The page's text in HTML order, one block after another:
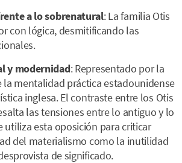
a lo sobrenatural: La familia Otis
con lógica, desmitificando las
y modernidad: Representado por la
la mentalidad práctica estadounidense
inglesa. El contraste entre los Otis
las tensiones entre lo antiguo y lo
utiliza esta oposición para criticar
del materialismo como la inutilidad
de significado.